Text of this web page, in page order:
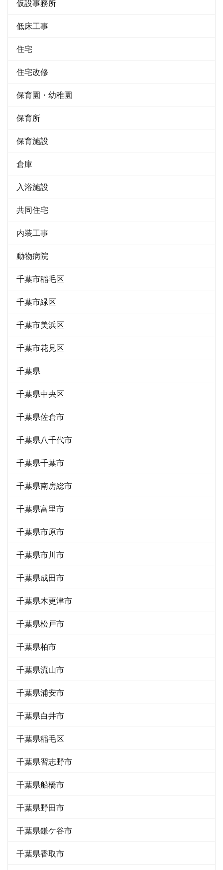
仮設事務所
低床工事
住宅
住宅改修
保育園・幼稚園
保育所
保育施設
倉庫
入浴施設
共同住宅
内装工事
動物病院
千葉市稲毛区
千葉市緑区
千葉市美浜区
千葉市花見区
千葉県
千葉県中央区
千葉県佐倉市
千葉県八千代市
千葉県千葉市
千葉県南房総市
千葉県富里市
千葉県市原市
千葉県市川市
千葉県成田市
千葉県木更津市
千葉県松戸市
千葉県柏市
千葉県流山市
千葉県浦安市
千葉県白井市
千葉県稲毛区
千葉県習志野市
千葉県船橋市
千葉県野田市
千葉県鎌ケ谷市
千葉県香取市